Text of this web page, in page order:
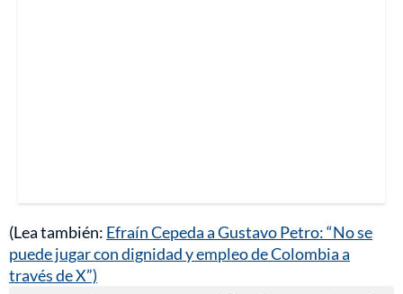
(Lea también: Efraín Cepeda a Gustavo Petro: “No se
puede jugar con dignidad y empleo de Colombia a
través de X”)